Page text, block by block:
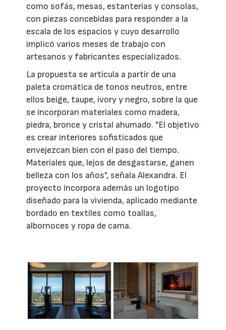
como sofás, mesas, estanterías y consolas,
con piezas concebidas para responder a la
escala de los espacios y cuyo desarrollo
implicó varios meses de trabajo con
artesanos y fabricantes especializados.
La propuesta se articula a partir de una
paleta cromática de tonos neutros, entre
ellos beige, taupe, ivory y negro, sobre la que
se incorporan materiales como madera,
piedra, bronce y cristal ahumado. "El objetivo
es crear interiores sofisticados que
envejezcan bien con el paso del tiempo.
Materiales que, lejos de desgastarse, ganen
belleza con los años", señala Alexandra. El
proyecto incorpora además un logotipo
diseñado para la vivienda, aplicado mediante
bordado en textiles como toallas,
albornoces y ropa de cama.